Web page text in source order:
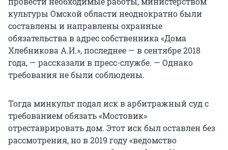
культуры Омской области неоднократно были
составлены и направлены охранные
обязательства в адрес собственника «Дома
Хлебникова А.И.», последнее — в сентябре 2018
года, — рассказали в пресс-службе. — Однако
требования не были соблюдены.
Тогда минкульт подал иск в арбитражный суд с
требованием обязать «Мостовик»
отреставрировать дом. Этот иск был оставлен без
рассмотрения, но в 2019 году «ведомство